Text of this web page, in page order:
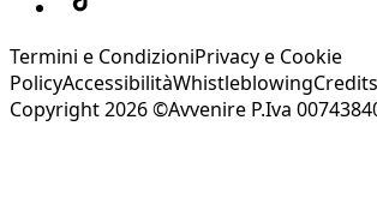
Termini e CondizioniPrivacy e Cookie
PolicyAccessibilitàWhistleblowingCredits
Copyright 2026 ©Avvenire P.Iva